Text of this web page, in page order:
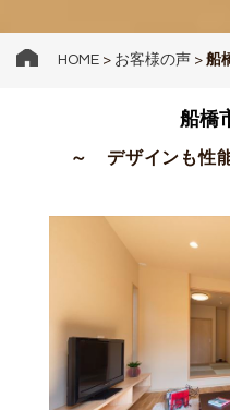
HOME > お客様の声 > 船
船橋
～ デザインも性